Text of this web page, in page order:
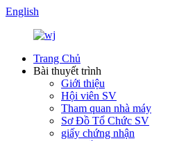
English
Trang Chủ
Bài thuyết trình
Giới thiệu
Hội viên SV
Tham quan nhà máy
Sơ Đồ Tổ Chức SV
giấy chứng nhận